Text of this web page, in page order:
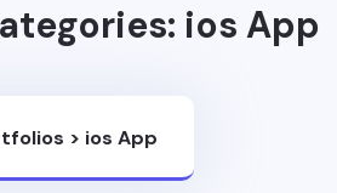
ios App
> ios App